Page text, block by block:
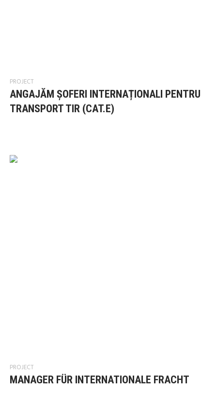
PROJECT
ANGAJĂM ȘOFERI INTERNAȚIONALI PENTRU
TRANSPORT TIR (CAT.E)
PROJECT
MANAGER FÜR INTERNATIONALE FRACHT